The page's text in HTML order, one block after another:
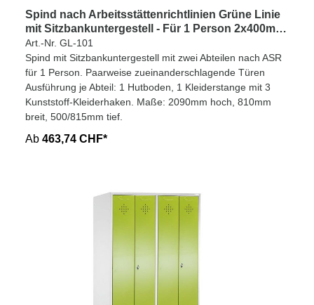
Spind nach Arbeitsstättenrichtlinien Grüne Linie
mit Sitzbankuntergestell - Für 1 Person 2x400mm
Abteilbreite
Art.-Nr. GL-101
Spind mit Sitzbankuntergestell mit zwei Abteilen nach ASR
für 1 Person. Paarweise zueinanderschlagende Türen
Ausführung je Abteil: 1 Hutboden, 1 Kleiderstange mit 3
Kunststoff-Kleiderhaken. Maße: 2090mm hoch, 810mm
breit, 500/815mm tief.
Ab 463,74 CHF*